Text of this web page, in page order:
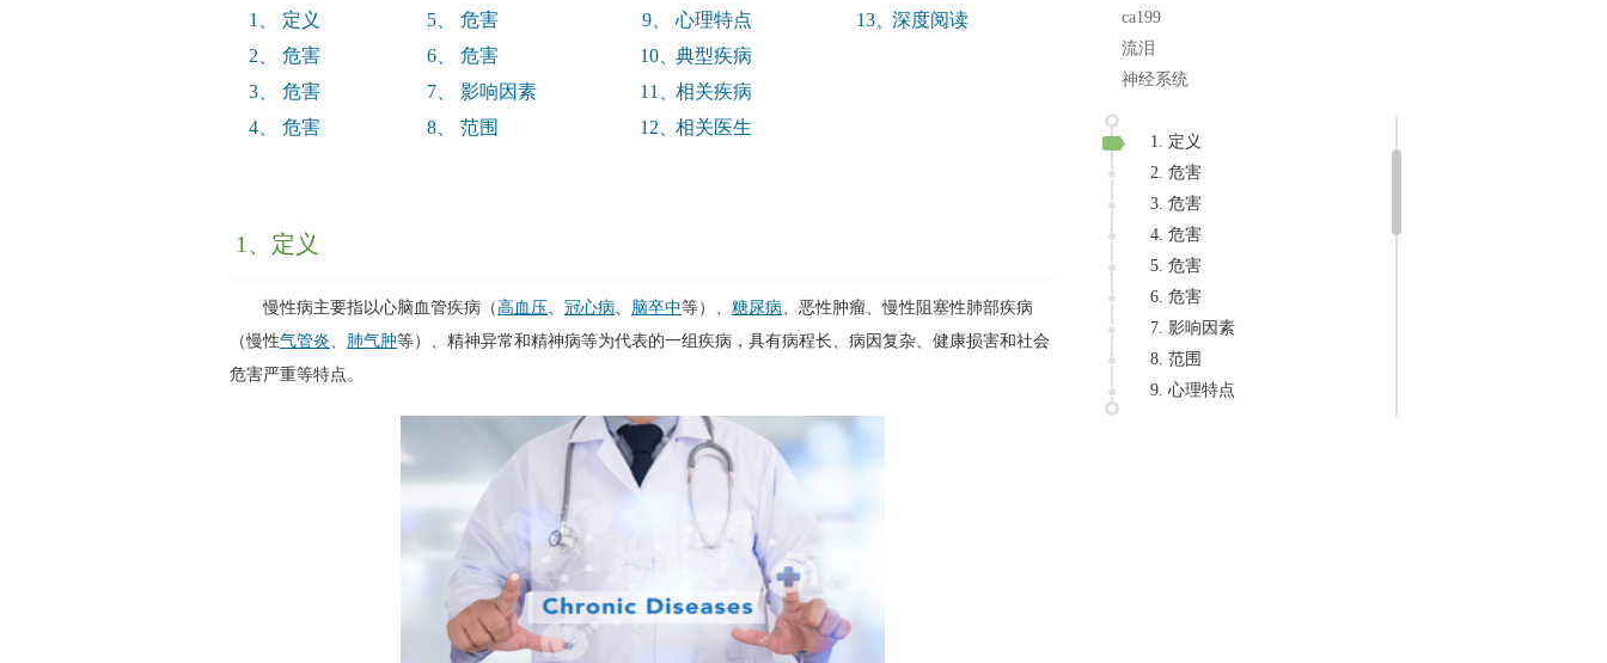
1、
定义
2、
危害
3、
危害
4、
危害
5、
危害
6、
危害
7、
影响因素
8、
范围
9、
心理特点
10、典型疾病
11、相关疾病
12、相关医生
13、深度阅读
1、定义
慢性病主要指以心脑血管疾病（高血压、 冠心病、 脑卒中等）、 糖尿病、恶性肿瘤、慢性阻塞性肺部疾病
（慢性气管炎、 肺气肿等）、精神异常和精神病等为代表的一组疾病，具有病程长、病因复杂、健康损害和社会
危害严重等特点。
ca199
流泪
神经系统
1. 定义
2. 危害
3. 危害
4. 危害
5. 危害
6. 危害
7. 影响因素
8. 范围
9. 心理特点